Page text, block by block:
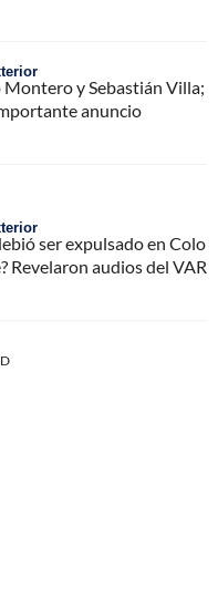
y Sebastián Villa;
anuncio
ser expulsado en Colo
Revelaron audios del VAR